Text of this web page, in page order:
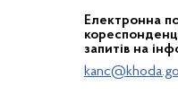
Електронна
запитів на